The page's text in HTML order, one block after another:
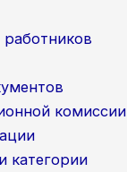
работников
комиссии
категории